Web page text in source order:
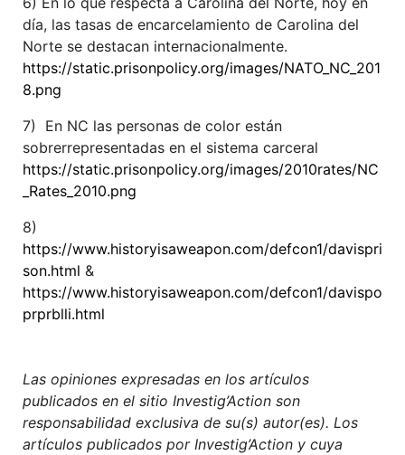
día, las tasas de encarcelamiento de Carolina del
Norte se destacan internacionalmente.
https://static.prisonpolicy.org/images/NATO_NC_201
8.png
7) En NC las personas de color están
sobrerrepresentadas en el sistema carceral
https://static.prisonpolicy.org/images/2010rates/NC
_Rates_2010.png
8)
https://www.historyisaweapon.com/defcon1/davispri
son.html &
https://www.historyisaweapon.com/defcon1/davispo
prprblli.html
Las opiniones expresadas en los artículos
publicados en el sitio Investig’Action son
responsabilidad exclusiva de su(s) autor(es). Los
artículos publicados por Investig’Action y cuya